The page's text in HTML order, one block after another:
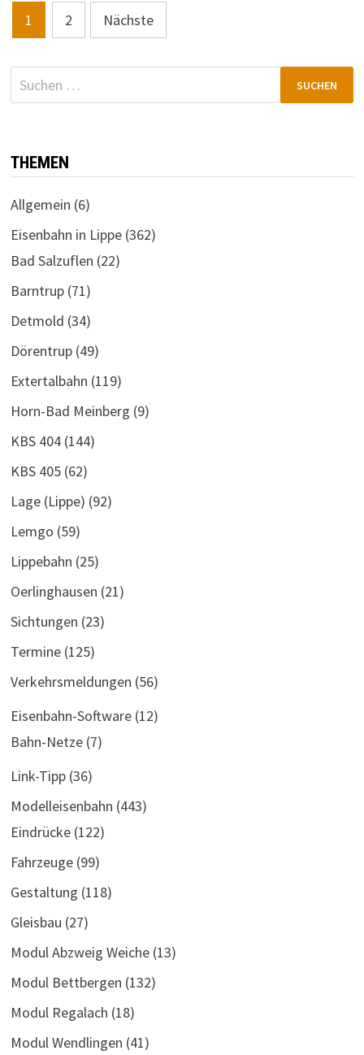
Seitennummerierung
der
Beiträge
1 2 Nächste
Suchen
nach:
THEMEN
Allgemein (6)
Eisenbahn in Lippe(362)
Bad Salzuflen (22)
Barntrup(71)
Detmold (34)
Dörentrup(49)
Extertalbahn (119)
Horn-Bad Meinberg (9)
KBS 404(144)
KBS 405(62)
Lage (Lippe) (92)
Lemgo (59)
Lippebahn (25)
Oerlinghausen (21)
Sichtungen (23)
Termine(125)
Verkehrsmeldungen (56)
Eisenbahn-Software(12)
Bahn-Netze(7)
Link-Tipp(36)
Modelleisenbahn (443)
Eindrücke(122)
Fahrzeuge(99)
Gestaltung (118)
Gleisbau (27)
Modul Abzweig Weiche(13)
Modul Bettbergen (132)
Modul Regalach (18)
Modul Wendlingen (41)